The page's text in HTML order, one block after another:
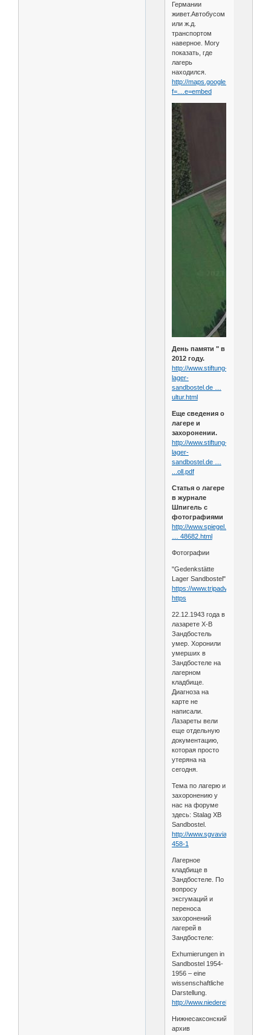
Германии
живет.Автобусом
или ж.д.
транспортом
наверное. Могу
показать, где
лагерь
находился.
http://maps.google.it/maps?
f=....e=embed
День памяти " в
2012 году.
http://www.stiftung-
lager-
sandbostel.de …
ultur.html
Еще сведения о
лагере и
захоронении.
http://www.stiftung-
lager-
sandbostel.de …
...oll.pdf
Статья о лагере
в журнале
Шпигель с
фотографиями
http://www.spiegel.de/
… 48682.html
Фотографии
"Gedenkstätte
Lager Sandbostel"
https://www.tripadvisor.ru/
https
22.12.1943 года в
лазарете X-B
Зандбостель
умер. Хоронили
умерших в
Зандбостеле на
лагерном
кладбище.
Диагноза на
карте не
написали.
Лазареты вели
еще отдельную
документацию,
которая просто
утеряна на
сегодня.
Тема по лагерю и
захоронению у
нас на форуме
здесь: Stalag XB
Sandbostel.
http://www.sgvavia.ru/forum/818-
458-1
Лагерное
кладбище в
Зандбостеле. По
вопросу
эксгумаций и
переноса
захоронений
лагерей в
Зандбостеле:
Exhumierungen in
Sandbostel 1954-
1956 – eine
wissenschaftliche
Darstellung.
http://www.niederelbe.de/
Нижнесаксонский
архив